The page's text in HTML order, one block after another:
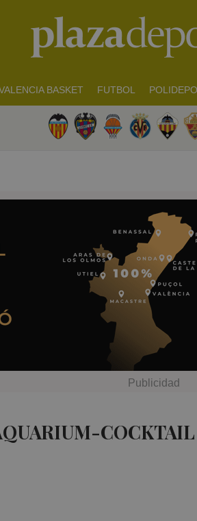
BASKET FUTBOL